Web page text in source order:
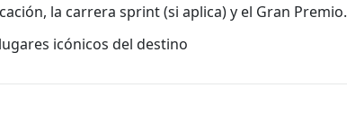
la carrera sprint (si aplica) y el Gran Premio.
icónicos del destino